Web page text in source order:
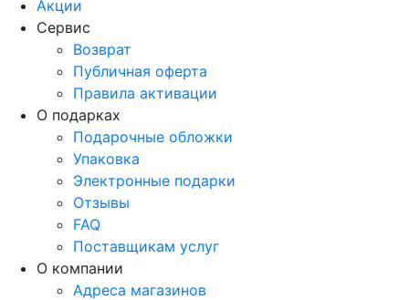
Акции
Сервис
Возврат
Публичная оферта
Правила активации
О подарках
Подарочные обложки
Упаковка
Электронные подарки
Отзывы
FAQ
Поставщикам услуг
О компании
Адреса магазинов